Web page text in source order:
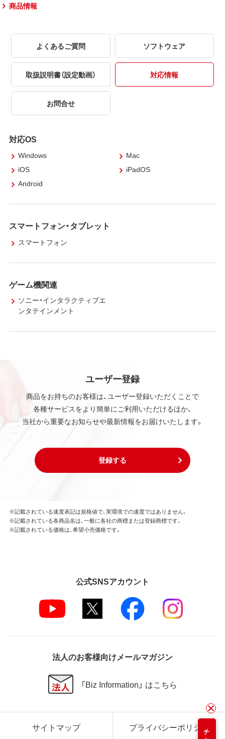
商品情報
よくあるご質問 ソフトウェア
取扱説明書（設定動画） 対応情報
お問合せ
対応OS
Windows
Mac
iOS
iPadOS
Android
スマートフォン・タブレット
スマートフォン
ゲーム機関連
ソニー・インタラクティブエ
ンタテインメント
ユーザー登録
商品をお持ちのお客様は、ユーザー登録いただくことで
各種サービスをより簡単にご利用いただけるほか、
当社から重要なお知らせや最新情報をお届けいたします。
登録する
※記載されている速度表記は規格値で、実環境での速度ではありません。
※記載されている各商品名は、一般に各社の商標または登録商標です。
※記載されている価格は、希望小売価格です。
公式SNSアカウント
法人のお客様向けメールマガジン
「Biz Information」 はこちら
サイトマップ プライバシーポリシー